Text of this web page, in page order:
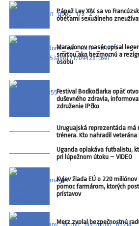
Pápež Lev XIV. sa vo
obeťami sexuálneho
Maradonov masér opísal
smrťou ako bezmocnú a
osobu
Festival Bodkočiarka opäť
duševného zdravia,
združenie IPčko
Uruguajská reprezentácia má
trénera. Kto nahradil veterána
Uganda oplakáva futbalistu,
pri lúpežnom útoku – VIDEO
Kyjev žiada EÚ o 220 miliónov
pomoc farmárom, ktorých
prístavov
Merz zvolal bezpečnostnú